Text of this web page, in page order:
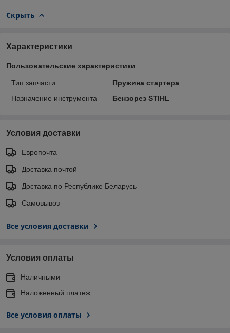
Скрыть
Характеристики
Пользовательские характеристики
Тип запчасти
Пружина стартера
Назначение инструмента
Бензорез STIHL
Условия доставки
Европочта
Доставка почтой
Доставка по Республике Беларусь
Самовывоз
Все условия доставки
Условия оплаты
Наличными
Наложенный платеж
Все условия оплаты